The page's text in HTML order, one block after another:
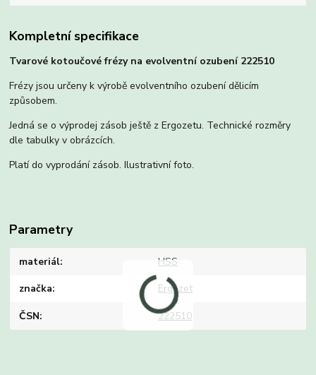
Kompletní specifikace
Tvarové kotoučové frézy na evolventní ozubení 222510
Frézy jsou určeny k výrobě evolventního ozubení dělicím
způsobem.
Jedná se o výprodej zásob ještě z Ergozetu. Technické rozměry
dle tabulky v obrázcích.
Platí do vyprodání zásob. Ilustrativní foto.
Parametry
materiál HSS
značka Ergozet
ČSN 222510